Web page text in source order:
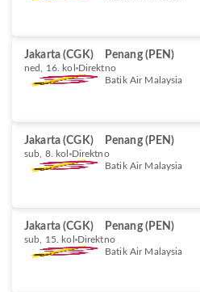
Jakarta (CGK) Penang (PEN)
ned, 16. kol Direktno
Batik Air Malaysia
Jakarta (CGK) Penang (PEN)
sub, 8. kol Direktno
Batik Air Malaysia
Jakarta (CGK) Penang (PEN)
sub, 15. kol Direktno
Batik Air Malaysia